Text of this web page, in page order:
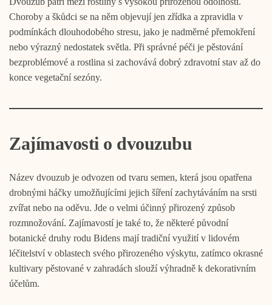
Choroby a škůdci se na něm objevují jen zřídka a zpravidla v
podmínkách dlouhodobého stresu, jako je nadměrné přemokření
nebo výrazný nedostatek světla. Při správné péči je pěstování
bezproblémové a rostlina si zachovává dobrý zdravotní stav až do
konce vegetační sezóny.
Zajímavosti o dvouzubu
Název dvouzub je odvozen od tvaru semen, která jsou opatřena
drobnými háčky umožňujícími jejich šíření zachytáváním na srsti
zvířat nebo na oděvu. Jde o velmi účinný přirozený způsob
rozmnožování. Zajímavostí je také to, že některé původní
botanické druhy rodu Bidens mají tradiční využití v lidovém
léčitelství v oblastech svého přirozeného výskytu, zatímco okrasné
kultivary pěstované v zahradách slouží výhradně k dekorativním
účelům.